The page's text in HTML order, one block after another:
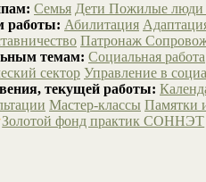
Семья Дети Пожилые люди
работы: Абилитация
Патронаж
темам: Социальная работа
сектор Управление в
текущей работы:
Мастер-классы Памятки
Золотой фонд практик СОННЭТ